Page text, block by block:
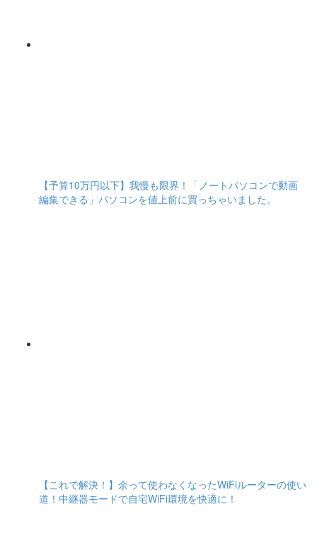
【予算10万円以下】我慢も限界！「ノートパソコンで動画
編集できる」パソコンを値上前に買っちゃいました。
【これで解決！】余って使わなくなったWiFiルーターの使い
道！中継器モードで自宅WiFi環境を快適に！